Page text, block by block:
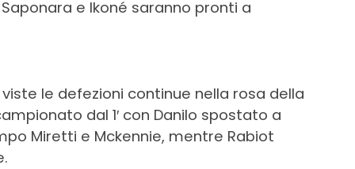
e Ikoné saranno pronti a
le defezioni continue nella rosa della
dal 1′ con Danilo spostato a
Miretti e Mckennie, mentre Rabiot